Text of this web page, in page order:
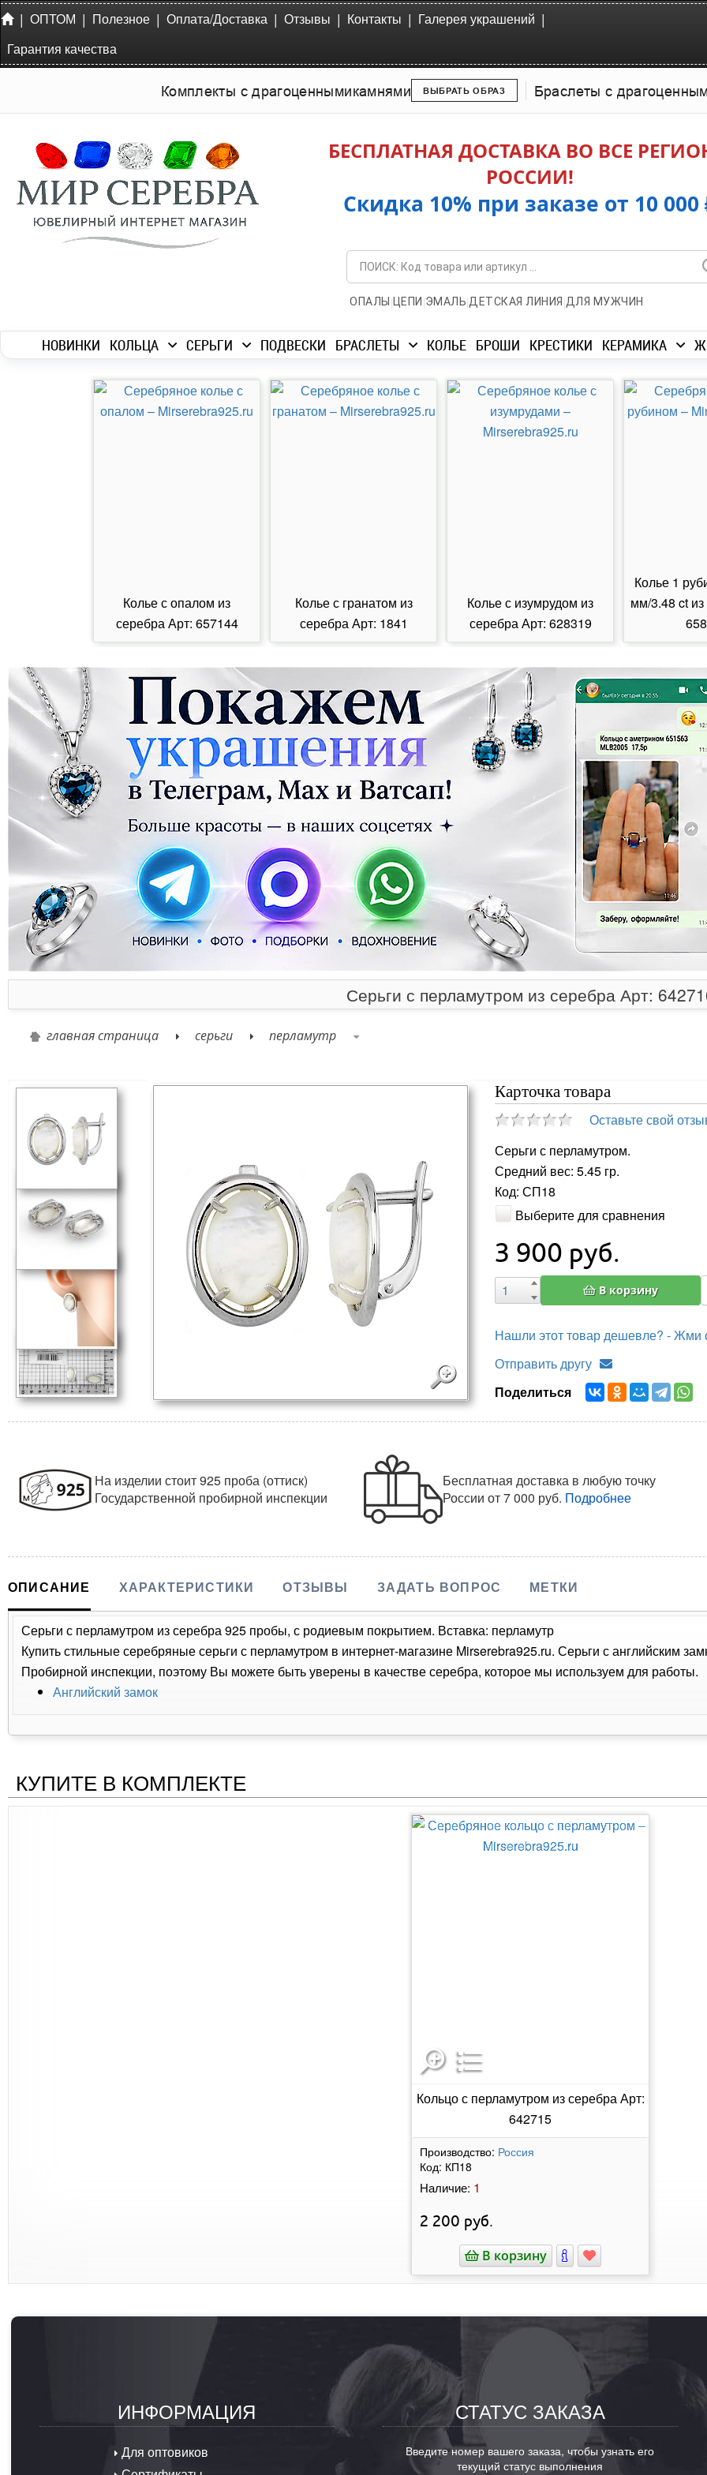
| ОПТОМ | Полезное | Оплата/Доставка | Отзывы | Контакты | Галерея украшений |
Гарантия качества
Комплекты с драгоценнымикамнями ВЫБРАТЬ ОБРАЗ Браслеты с
БЕСПЛАТНАЯ ДОСТАВКА ВО ВСЕ
РОССИИ!
Скидка 10% при заказе от 10 000
ОПАЛЫ | ЦЕПИ |ЭМАЛЬ|ДЕТСКАЯ ЛИНИЯ |ДЛЯ МУЖЧИН
НОВИНКИ КОЛЬЦА СЕРЬГИ ПОДВЕСКИ БРАСЛЕТЫ КОЛЬЕ БРОШИ КРЕСТИКИ КЕРАМИКА
Колье с опалом из
серебра Арт: 657144
Колье с гранатом из
серебра Арт: 1841
Колье с изумрудом из
серебра Арт: 628319
Колье 1
мм/3.48 ct
Серьги с перламутром из серебра Арт:
главная страница серьги перламутр
Карточка товара
Оставьте свой
Серьги с перламутром.
Средний вес: 5.45 гр.
Код: СП18
Выберите для сравнения
3 900 руб.
В корзину
Нашли этот товар дешевле? - Жми
Отправить другу
Поделиться
На изделии стоит 925 проба (оттиск)
Государственной пробирной инспекции
Бесплатная доставка в любую точку
Россииот 7 000 руб. Подробнее
ОПИСАНИЕ ХАРАКТЕРИСТИКИ ОТЗЫВЫ ЗАДАТЬ ВОПРОС МЕТКИ
Серьги с перламутром из серебра 925 пробы, с родиевым покрытием. Вставка: перламутр
Купить стильные серебряные серьги с перламутром в интернет-магазине Mirserebra925.ru. Серьги с английским
Пробирной инспекции, поэтому Вы можете быть уверены в качестве серебра, которое мы используем для работы.
Английский замок
КУПИТЕ В КОМПЛЕКТЕ
Кольцо с перламутром из серебра Арт:
642715
Производство: Россия
Код: КП18
Наличие: 1
2 200 руб.
В корзину
ИНФОРМАЦИЯ
Для оптовиков
СТАТУС ЗАКАЗА
Введите номер вашего заказа, чтобы узнать его
текущий статус выполнения